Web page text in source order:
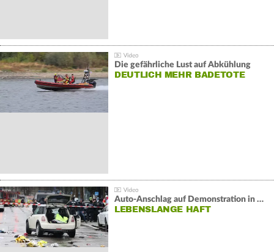
Die gefährliche Lust auf Abkühlung
DEUTLICH MEHR BADETOTE
Auto-Anschlag auf Demonstration in München:
LEBENSLANGE HAFT